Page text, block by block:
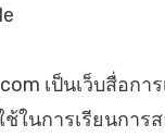
เป็นเว็บสื่อก
ในการเรียนการ